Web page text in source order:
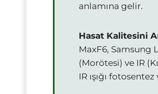
anlamına gelir.
Hasat Kalitesini
MaxF6, Samsung
(Morötesi) ve IR
IR ışığı